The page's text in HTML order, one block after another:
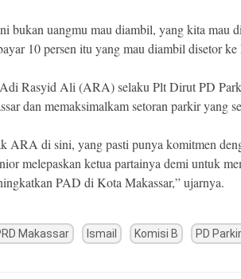
bukan uangmu mau diambil, yang kita mau
10 persen itu yang mau diambil disetor
Rasyid Ali (ARA) selaku Plt Dirut PD
dan memaksimalkam setoran parkir yang
ARA di sini, yang pasti punya komitmen
melepaskan ketua partainya demi untuk
PAD di Kota Makassar,” ujarnya.
Makassar Ismail Komisi B PD Parkir